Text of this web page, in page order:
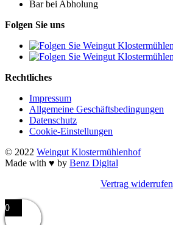
Bar bei Abholung
Folgen Sie uns
Rechtliches
Impressum
Allgemeine Geschäftsbedingungen
Datenschutz
Cookie-Einstellungen
© 2022 Weingut Klostermühlenhof
Made with ♥ by Benz Digital
Vertrag widerrufen
0